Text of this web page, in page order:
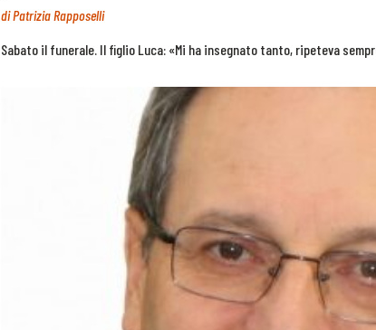
diPatrizia Rapposelli
Sabato il funerale. Il figlio Luca: «Mi ha insegnato tanto, ripeteva